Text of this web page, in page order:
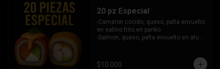
20 pz Especial
-Camaron cocido, queso, palta envuelto
en salmo frito en panko.
-Salmon, queso, palta envuelto en atun
$10.000